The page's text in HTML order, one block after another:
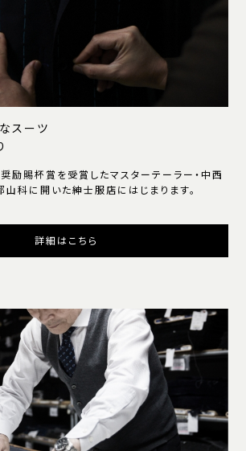
スーツ
励賜杯賞を受賞したマスターテーラー・中西
科に開いた紳士服店にはじまります。
詳細はこちら